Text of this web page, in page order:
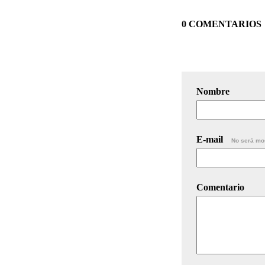
0 COMENTARIOS
Nombre
E-mail No será
Comentario